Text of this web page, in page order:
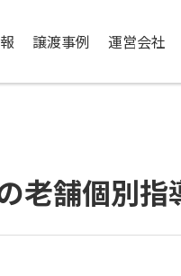
譲渡事例 運営会社
老舗個別指